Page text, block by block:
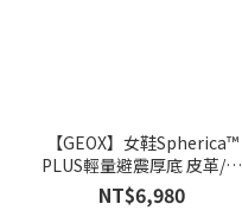
【GEOX】女鞋Spherica™
PLUS輕量避震厚底 皮革/麂
皮拼接 閃穿 運動休閒鞋｜藍
色
NT$6,980